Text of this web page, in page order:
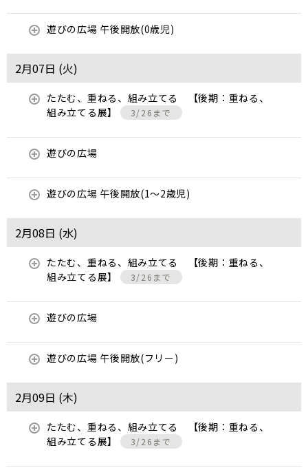
遊びの広場 午後開放(0歳児)
2月07日 (火)
たたむ、重ねる、組み立てる 【後期：重ねる、
組み立てる展】
3/26まで
遊びの広場
遊びの広場 午後開放(1～2歳児)
2月08日 (水)
たたむ、重ねる、組み立てる 【後期：重ねる、
組み立てる展】
3/26まで
遊びの広場
遊びの広場 午後開放(フリー)
2月09日 (木)
たたむ、重ねる、組み立てる 【後期：重ねる、
組み立てる展】
3/26まで